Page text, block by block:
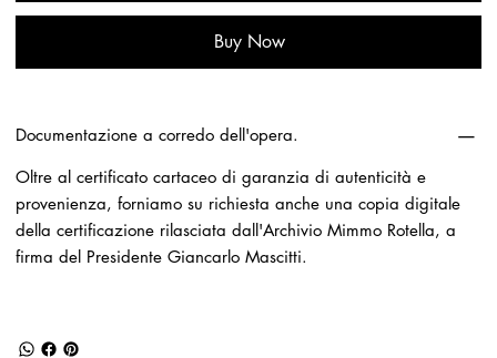
Buy Now
Documentazione a corredo dell'opera.
Oltre al certificato cartaceo di garanzia di autenticità e
provenienza, forniamo su richiesta anche una copia digitale
della certificazione rilasciata dall'Archivio Mimmo Rotella, a
firma del Presidente Giancarlo Mascitti.